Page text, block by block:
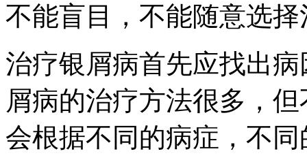
不能盲目，不能随意选
治疗银屑病首先应找出
屑病的治疗方法很多，
会根据不同的病症，不